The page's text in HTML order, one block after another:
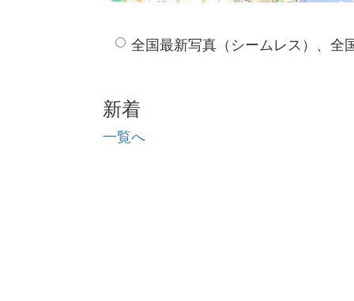
全国最新写真（シームレス）、全
新着
一覧へ